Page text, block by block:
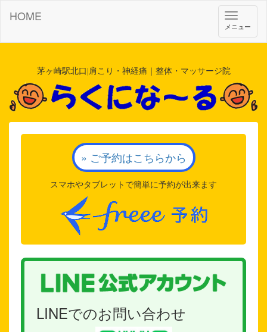
Toggle
メニュー
HOME
茅ヶ崎駅北口|肩こり・神経痛｜整体・マッサージ院
» ご予約はこちらから
スマホやタブレットで簡単に予約が出来ます
LINEでのお問い合わせ